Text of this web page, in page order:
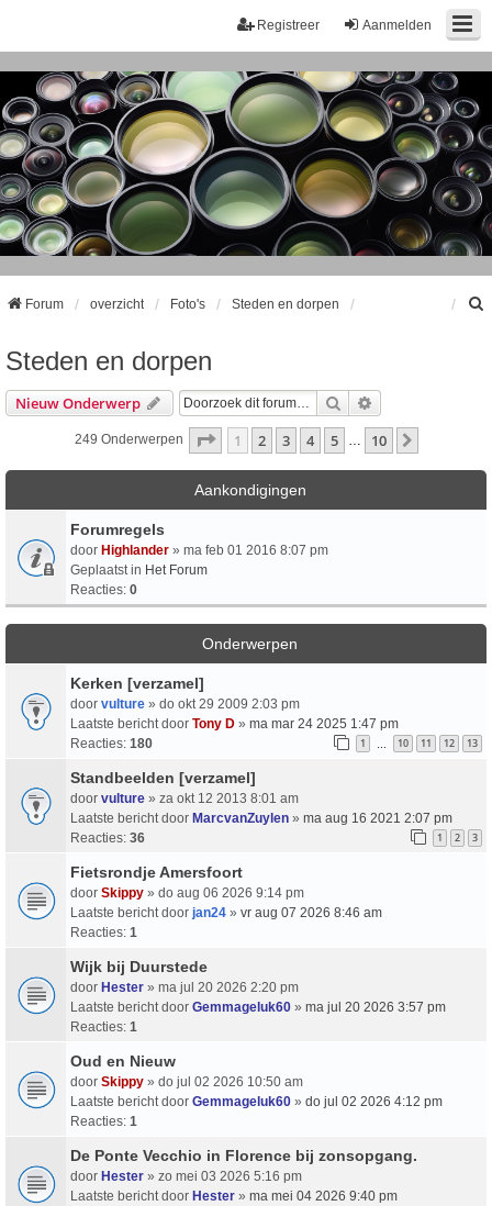
Aanmelden
Registreer
Forum overzicht Foto's Steden en dorpen
Steden en dorpen
Nieuw Onderwerp Zoek
249 Onderwerpen Pagina Van10
1 2 3 4 5 10
Aankondigingen
Forumregels
door Highlander » ma feb 01 2016 8:07 pm
Geplaatst in Het Forum
Reacties: 0
Onderwerpen
Kerken [verzamel]
door vulture » do okt 29 2009 2:03 pm
Laatste bericht door Tony D » ma mar 24 2025 1:47 pm
Reacties: 180 1 … 10 11 12 13
Standbeelden [verzamel]
door vulture » za okt 12 2013 8:01 am
Laatste bericht door MarcvanZuylen » ma aug 16 2021 2:07 pm
Reacties: 36 1 2 3
Fietsrondje Amersfoort
door Skippy » do aug 06 2026 9:14 pm
Laatste bericht door jan24 » vr aug 07 2026 8:46 am
Reacties: 1
Wijk bij Duurstede
door Hester » ma jul 20 2026 2:20 pm
Laatste bericht door Gemmageluk60 » ma jul 20 2026 3:57 pm
Reacties: 1
Oud en Nieuw
door Skippy » do jul 02 2026 10:50 am
Laatste bericht door Gemmageluk60 » do jul 02 2026 4:12 pm
Reacties: 1
De Ponte Vecchio in Florence bij zonsopgang.
door Hester » zo mei 03 2026 5:16 pm
Laatste bericht door Hester » ma mei 04 2026 9:40 pm